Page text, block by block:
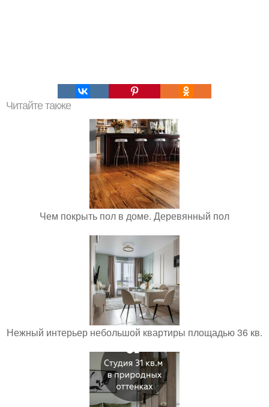
Читайте также
Чем покрыть пол в доме. Деревянный пол
Нежный интерьер небольшой квартиры площадью 36 кв.